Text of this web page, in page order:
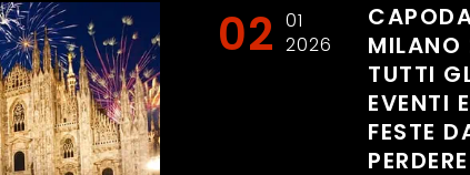
02 01
2026
TUTTI
EVENTI
FESTE